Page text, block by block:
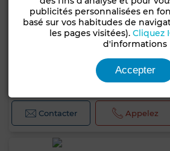
Villa à Cité Ennasr 2, Ariana
3 Ch.
Contacter Appelez
publicités personnalisées en
basé sur vos habitudes de
les pages visitées). Cliquez
d'informations
Accepter